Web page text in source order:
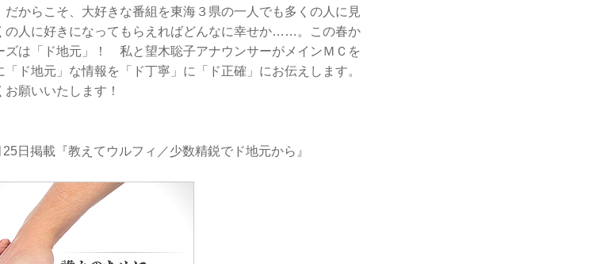
からこそ、大好きな番組を東海３県の一人でも多くの人に見
の人に好きになってもらえればどんなに幸せか……。この春か
ズは「ド地元」！ 私と望木聡子アナウンサーがメインＭＣを
ド地元」な情報を「ド丁寧」に「ド正確」にお伝えします。
願いいたします！
掲載『教えてウルフィ／少数精鋭でド地元から』